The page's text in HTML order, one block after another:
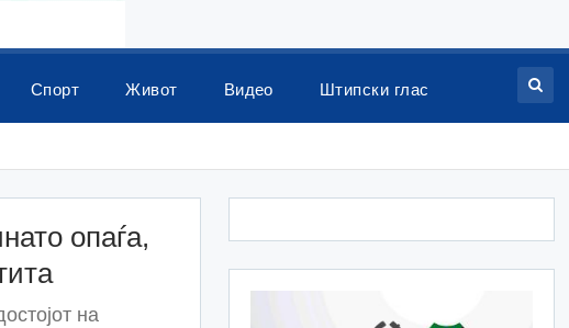
Спорт Живот Видео Штипски глас
опаѓа,
на